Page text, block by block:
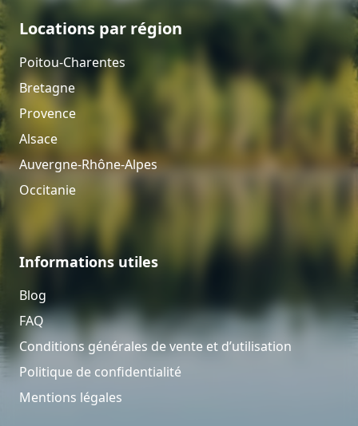
Locations par région
Poitou-Charentes
Bretagne
Provence
Alsace
Auvergne-Rhône-Alpes
Occitanie
Informations utiles
Blog
FAQ
Conditions générales de vente et d’utilisation
Politique de confidentialité
Mentions légales